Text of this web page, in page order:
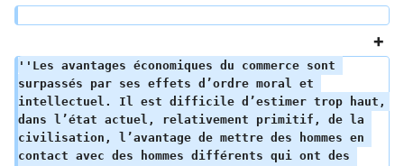
''Les avantages économiques du commerce sont
surpassés par ses effets d’ordre moral et
intellectuel. Il est difficile d’estimer trop haut,
dans l’état actuel, relativement primitif, de la
civilisation, l’avantage de mettre des hommes en
contact avec des hommes différents qui ont des